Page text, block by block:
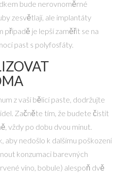
bude nerovnoměrné
zesvětlají, ale implantáty
případě je lepší zaměřit se na
past s polyfosfáty.
z vaší bělicí paste, dodržujte
Začněte tím, že budete čistit
vždy po dobu dvou minut.
aby nedošlo k dalšímu poškození
konzumaci barevných
víno, bobule) alespoň dvě